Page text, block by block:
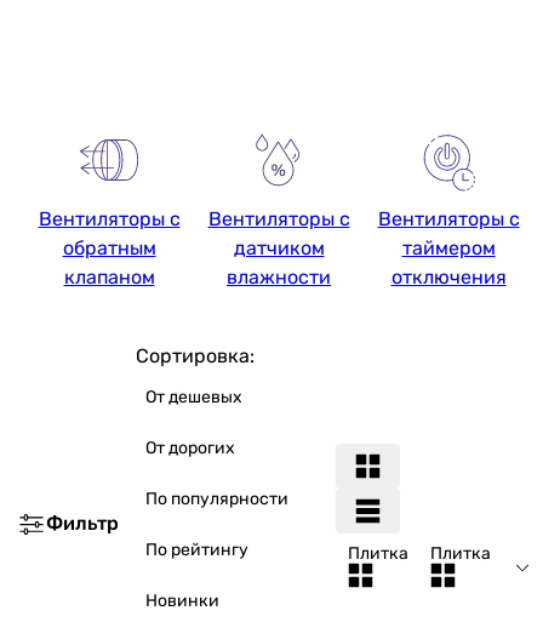
Вентиляторы с
обратным
клапаном
Вентиляторы с
датчиком
влажности
Вентиляторы с
таймером
отключения
Фильтр
Сортировка:
От дешевых
От дорогих
По популярности
По рейтингу
Новинки
Плитка Плитка